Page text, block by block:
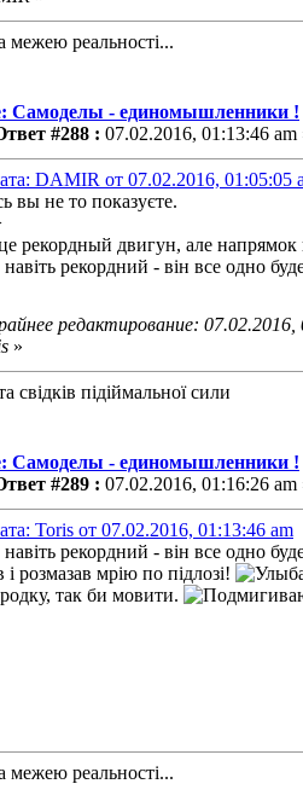
межею реальностi...
Самоделы - единомышленники !
#288 : 07.02.2016, 01:13:46 am
DAMIR от 07.02.2016, 01:05:05
вы не то показуєте.
рекордный двигун, але
рекордний - він все одно
редактирование:
»
свідків підіймальної сили
Самоделы - единомышленники !
#289 : 07.02.2016, 01:16:26 am
Toris от 07.02.2016, 01:13:46 am
рекордний - він все одно
і розмазав мрію по підлозі!
так би мовити.
межею реальностi...